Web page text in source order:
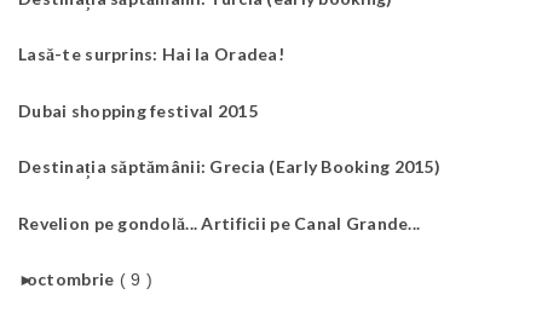
Lasă-te surprins: Hai la Oradea!
Dubai shopping festival 2015
Destinația săptămânii: Grecia (Early Booking 2015)
Revelion pe gondolă... Artificii pe Canal Grande...
►
octombrie ( 9 )